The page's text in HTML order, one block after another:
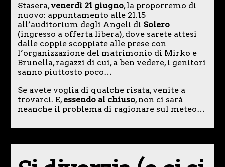
Stasera,venerdì 21 giugno, la proporremo di
nuovo: appuntamento alle 21.15
all’auditorium degli Angeli di Solero
(ingresso a offerta libera), dove sarete attesi
dalle coppie scoppiate alle prese con
l’organizzazione del matrimonio di Mirko e
Brunella, ragazzi di cui, a ben vedere, i genitori
sanno piuttosto poco…
Se avete voglia di qualche risata, venite a
trovarci. E,essendo al chiuso, non ci sarà
neanche il problema di ragionare sul meteo…